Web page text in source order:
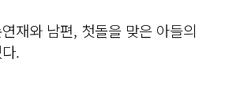
재와 남편, 첫돌을 맞은 아들의
.